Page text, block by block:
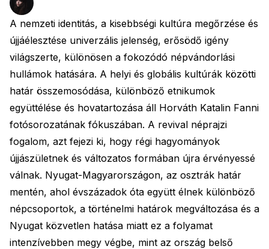
A nemzeti identitás, a kisebbségi kultúra megőrzése és
újjáélesztése univerzális jelenség, erősödő igény
világszerte, különösen a fokozódó népvándorlási
hullámok hatására. A helyi és globális kultúrák közötti
határ összemosódása, különböző etnikumok
együttélése és hovatartozása áll Horváth Katalin Fanni
fotósorozatának fókuszában. A revival néprajzi
fogalom, azt fejezi ki, hogy régi hagyományok
újjászületnek és változatos formában újra érvényessé
válnak. Nyugat-Magyarországon, az osztrák határ
mentén, ahol évszázadok óta együtt élnek különböző
népcsoportok, a történelmi határok megváltozása és a
Nyugat közvetlen hatása miatt ez a folyamat
intenzívebben megy végbe, mint az ország belső